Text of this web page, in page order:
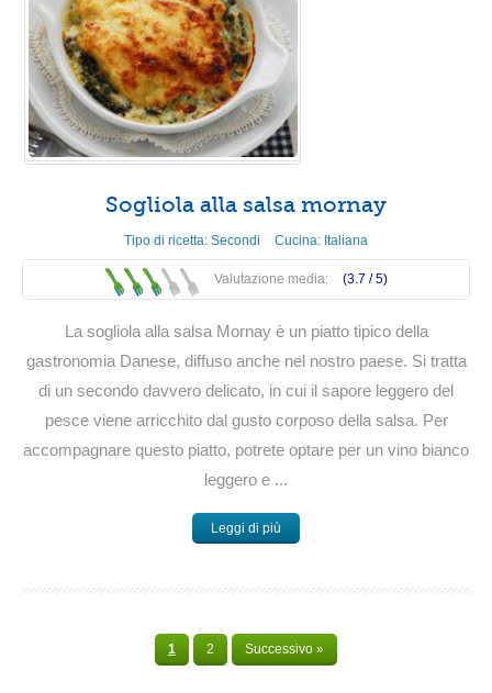
Sogliola alla salsa mornay
Tipo di ricetta: Secondi Cucina: Italiana
Valutazione media: (3.7 /5)
La sogliola alla salsa Mornay è un piatto tipico della
gastronomia Danese, diffuso anche nel nostro paese. Si tratta
di un secondo davvero delicato, in cui il sapore leggero del
pesce viene arricchito dal gusto corposo della salsa. Per
accompagnare questo piatto, potrete optare per un vino bianco
leggero e ...
Leggi di più
1 2 Successivo »